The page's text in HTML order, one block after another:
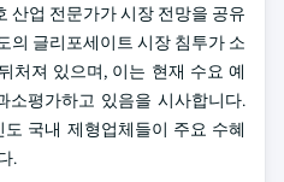
산업 전문가가 시장 전망을 공유
의 글리포세이트 시장 침투가 소
처져 있으며, 이는 현재 수요 예
평가하고 있음을 시사합니다.
국내 제형업체들이 주요 수혜
.